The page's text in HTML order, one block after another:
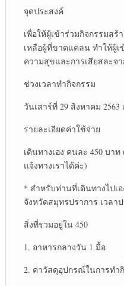
จุดประสงค์
เพื่อให้ผู้เข้าร่วมกิจกรรมส
เหลือผู้ที่ขาดแคลน ทำให้ผู้เ
ความสุขและการเสียสละจ
ช่วงเวลาทำกิจกรรม
วันเสาร์ที่ 29 สิงหาคม 2563
รายละเอียดค่าใช้จ่าย
เดินทางเอง คนละ 450 บา
แจ้งทางเราได้ค่ะ)‬
* สำหรับท่านที่เดินทางไปเ
จังหวัดสมุทรปราการ เวลา
สิ่งที่รวมอยู่ใน 450
1. อาหารกลางวัน 1 มื้อ
2. ค่าวัสดุอุปกรณ์ในการทำ